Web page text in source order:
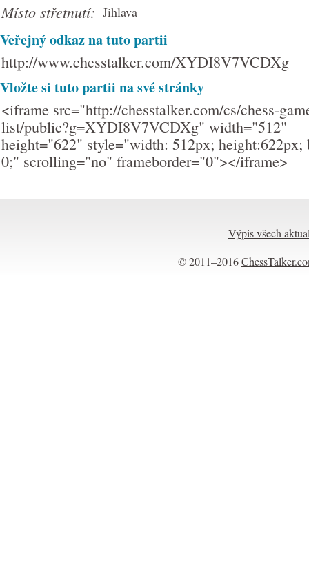
Místo střetnutí: Jihlava
Veřejný odkaz na tuto partii
http://www.chesstalker.com/XYDI8V7VCDXg
Vložte si tuto partii na své stránky
<iframe src="http://chesstalker.com/cs/chess-
list/public?g=XYDI8V7VCDXg" width="512"
height="622" style="width: 512px; height:622px;
0;" scrolling="no" frameborder="0"></iframe>
Výpis všech
© 2011–2016